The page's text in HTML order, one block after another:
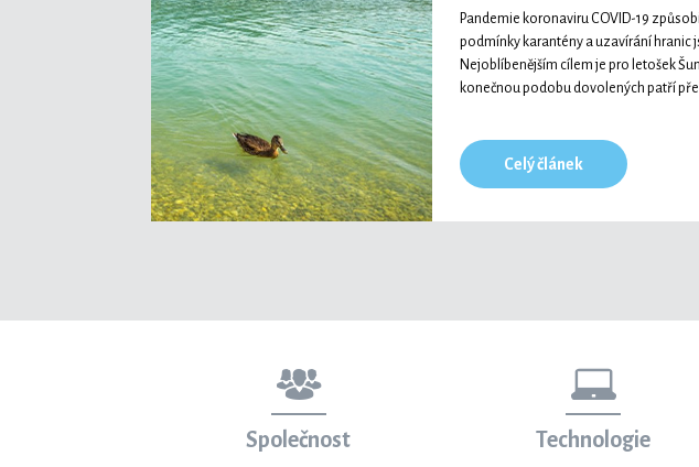
Pandemie koronaviru COVID-19
podmínky karantény a uzavírání hranic
Nejoblíbenějším cílem je pro letošek
konečnou podobu dovolených patří
Celý článek
Společnost Technologie